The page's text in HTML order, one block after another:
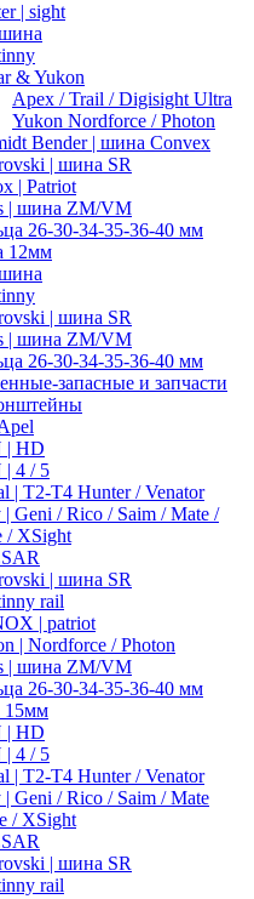
| sight
& Yukon
Apex / Trail / Digisight Ultra
Yukon Nordforce / Photon
Bender | шина Convex
| шина SR
| Patriot
| шина ZM/VM
26-30-34-35-36-40 мм
12мм
| шина SR
| шина ZM/VM
26-30-34-35-36-40 мм
запасные и запчасти
| HD
| 4 / 5
| T2-T4 Hunter / Venator
| Geni / Rico / Saim / Mate /
/ XSight
| шина SR
rail
| patriot
| Nordforce / Photon
| шина ZM/VM
26-30-34-35-36-40 мм
15мм
| HD
| 4 / 5
| T2-T4 Hunter / Venator
| Geni / Rico / Saim / Mate
/ XSight
| шина SR
rail